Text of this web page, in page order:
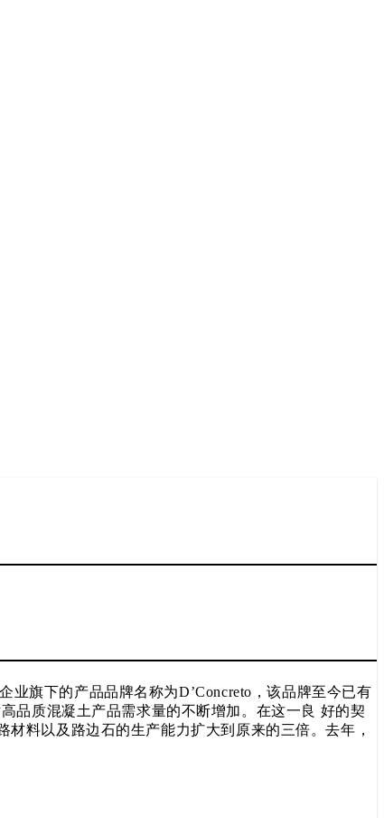
旗下的产品品牌名称为D’Concreto，该品牌至今已有
品质混凝土产品需求量的不断增加。在这一良 好的契
料以及路边石的生产能力扩大到原来的三倍。去年，